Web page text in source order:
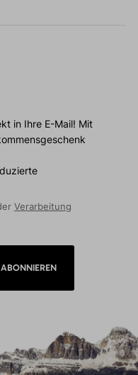
in Ihre E-Mail! Mit
Verarbeitung
ABONNIEREN